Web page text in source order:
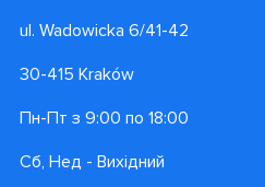
ul. Wadowicka 6/41-42
30-415 Kraków
Пн-Пт з 9:00 по 18:00
Сб, Нед - Вихідний